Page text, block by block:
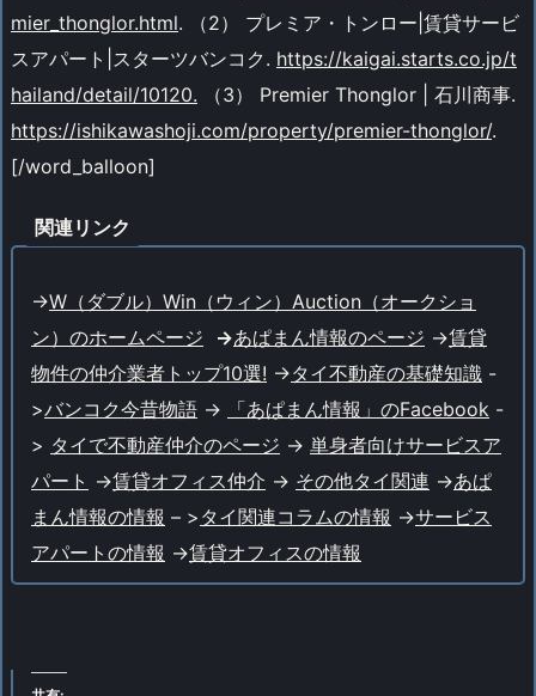
mier_thonglor.html. （2） プレミア・トンロー|賃貸サービ
スアパート|スターツバンコク. https://kaigai.starts.co.jp/t
hailand/detail/10120. （3） Premier Thonglor | 石川商事.
https://ishikawashoji.com/property/premier-thonglor/.
[/word_balloon]
関連リンク
->W（ダブル）Win（ウィン）Auction（オークショ
ン）のホームページ
->あぱまん情報のページ ->賃貸
物件の仲介業者トップ10選! ->タイ不動産の基礎知識 -
>バンコク今昔物語 -> 「あぱまん情報」のFacebook -
> タイで不動産仲介のページ -> 単身者向けサービスア
パート ->賃貸オフィス仲介 -> その他タイ関連 ->あぱ
まん情報の情報 – > タイ関連コラムの情報 ->サービス
アパートの情報 ->賃貸オフィスの情報